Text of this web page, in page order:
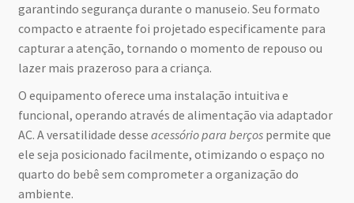
garantindo segurança durante o manuseio. Seu formato
compacto e atraente foi projetado especificamente para
capturar a atenção, tornando o momento de repouso ou
lazer mais prazeroso para a criança.
O equipamento oferece uma instalação intuitiva e
funcional, operando através de alimentação via adaptador
AC. A versatilidade desse acessório para berçospermite que
ele seja posicionado facilmente, otimizando o espaço no
quarto do bebê sem comprometer a organização do
ambiente.